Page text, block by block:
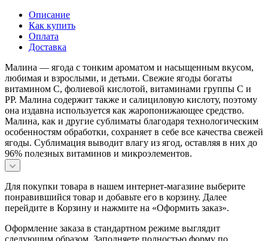
Описание
Как купить
Оплата
Доставка
Малина — ягода с тонким ароматом и насыщенным вкусом,
любимая и взрослыми, и детьми. Свежие ягоды богаты
витамином С, фолиевой кислотой, витаминами группы С и
РР. Малина содержит также и салициловую кислоту, поэтому
она издавна используется как жаропонижающее средство.
Малина, как и другие сублиматы благодаря технологическим
особенностям обработки, сохраняет в себе все качества свежей
ягоды. Сублимация выводит влагу из ягод, оставляя в них до
96% полезных витаминов и микроэлементов.
Для покупки товара в нашем интернет-магазине выберите
понравившийся товар и добавьте его в корзину. Далее
перейдите в Корзину и нажмите на «Оформить заказ».
Оформление заказа в стандартном режиме выглядит
следующим образом. Заполняете полностью форму по